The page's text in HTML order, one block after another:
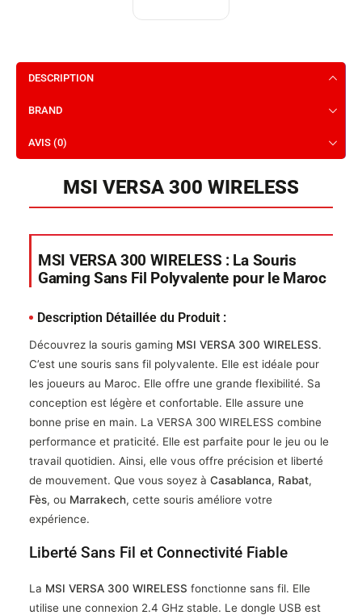
DESCRIPTION
BRAND
AVIS (0)
MSI VERSA 300 WIRELESS
MSI VERSA 300 WIRELESS : La Souris
Gaming Sans Fil Polyvalente pour le Maroc
Description Détaillée du Produit :
Découvrez la souris gaming MSI VERSA 300 WIRELESS.
C’est une souris sans fil polyvalente. Elle est idéale pour
les joueurs au Maroc. Elle offre une grande flexibilité. Sa
conception est légère et confortable. Elle assure une
bonne prise en main. La VERSA 300 WIRELESS combine
performance et praticité. Elle est parfaite pour le jeu ou le
travail quotidien. Ainsi, elle vous offre précision et liberté
de mouvement. Que vous soyez à Casablanca, Rabat,
Fès, ou Marrakech, cette souris améliore votre
expérience.
Liberté Sans Fil et Connectivité Fiable
La MSI VERSA 300 WIRELESS fonctionne sans fil. Elle
utilise une connexion 2.4 GHz stable. Le dongle USB est